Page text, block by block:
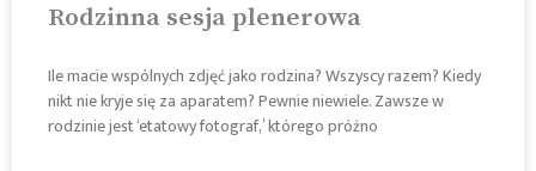
Rodzinna sesja plenerowa
Ile macie wspólnych zdjęć jako rodzina? Wszyscy razem? Kiedy
nikt nie kryje się za aparatem? Pewnie niewiele. Zawsze w
rodzinie jest ‘etatowy fotograf,’ którego próżno